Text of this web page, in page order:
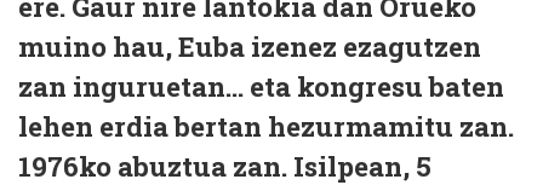
muino hau, Euba izenez ezagutzen
zan inguruetan... eta kongresu baten
lehen erdia bertan hezurmamitu zan.
1976ko abuztua zan. Isilpean, 5